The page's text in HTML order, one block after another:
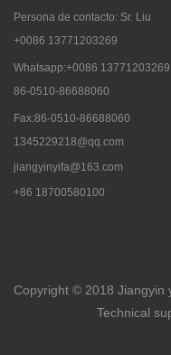
Persona de contacto: Sr. Liu
+0086 13771203269
Whatsapp:+0086 13771203269
86-0510-86688060
Fax:86-0510-86688060
1345229218@qq.com
jiangyinyifa@163.com
+86 18700580100
Copyright © 2018 Jiangyin
Technical